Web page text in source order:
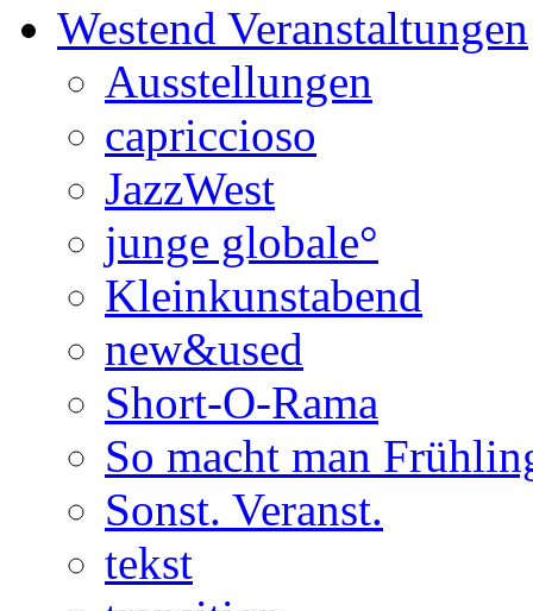
Westend Veranstaltungen
Ausstellungen
capriccioso
JazzWest
junge globale°
Kleinkunstabend
new&used
Short-O-Rama
So macht man
Sonst. Veranst.
tekst